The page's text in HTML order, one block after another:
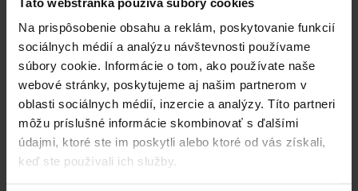
Na prispôsobenie obsahu a reklám, poskytovanie funkcií
sociálnych médií a analýzu návštevnosti používame
súbory cookie. Informácie o tom, ako používate naše
webové stránky, poskytujeme aj našim partnerom v
oblasti sociálnych médií, inzercie a analýzy. Títo partneri
môžu príslušné informácie skombinovať s ďalšími
údajmi, ktoré ste im poskytli alebo ktoré od vás získali,
keď ste používali ich služby.